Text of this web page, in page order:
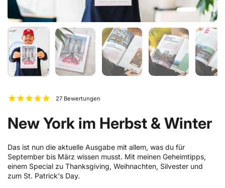
27 Bewertungen
New York im Herbst & Winter
Das ist nun die aktuelle Ausgabe mit allem, was du für
September bis März wissen musst. Mit meinen Geheimtipps,
einem Special zu Thanksgiving, Weihnachten, Silvester und
zum St. Patrick's Day.